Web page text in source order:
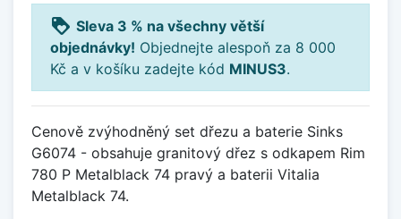
loyalty Sleva 3 % na všechny větší
objednávky! Objednejte alespoň za 8 000
Kč a v košíku zadejte kód MINUS3.
Cenově zvýhodněný set dřezu a baterie Sinks
G6074 - obsahuje granitový dřez s odkapem Rim
780 P Metalblack 74 pravý a baterii Vitalia
Metalblack 74.